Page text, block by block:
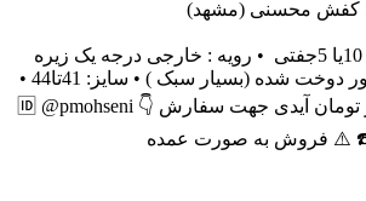
: کفش محسنی (مشهد)
کد 615 • تعداد : 10یا 5جفتی • رویه : خارجی درجه یک زیره
مواد نو سبک ،دور دوخت شده (بسیار سبک ) • سایز: 41تا44 •
قیمت: 269هزار تومان آیدی جهت سفارش 👇 🆔️ @pmohseni